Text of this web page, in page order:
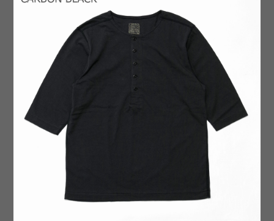
【INDIAN JEWELRY インデ
ィアンジュエリー】Navajo 8
Turquoise bangle Elton C...
【JHANKSON ジャンクソ
ン】S/S Tee FAMILY FIRST
ファミリーファーストが入...
【decka Quality socks デカ
新商品2種類入荷いたしまし